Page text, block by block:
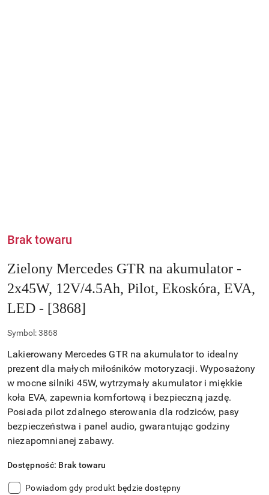
Brak towaru
Zielony Mercedes GTR na akumulator -
2x45W, 12V/4.5Ah, Pilot, Ekoskóra, EVA,
LED - [3868]
Symbol:3868
Lakierowany Mercedes GTR na akumulator to idealny
prezent dla małych miłośników motoryzacji. Wyposażony
w mocne silniki 45W, wytrzymały akumulator i miękkie
koła EVA, zapewnia komfortową i bezpieczną jazdę.
Posiada pilot zdalnego sterowania dla rodziców, pasy
bezpieczeństwa i panel audio, gwarantując godziny
niezapomnianej zabawy.
Dostępność: Brak towaru
Powiadom gdy produkt będzie dostępny